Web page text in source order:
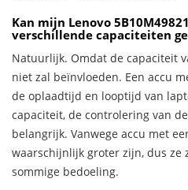
Kan mijn Lenovo
verschillende capaciteiten
Natuurlijk. Omdat de capaciteit
niet zal beïnvloeden. Een accu
de oplaadtijd en looptijd van
capaciteit, de controlering van
belangrijk. Vanwege accu met
waarschijnlijk groter zijn, dus ze
sommige bedoeling.